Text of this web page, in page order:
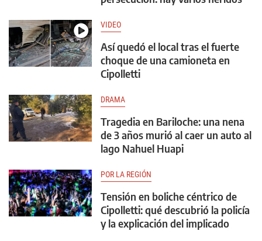
VIDEO
Así quedó el local tras el fuerte
choque de una camioneta en
Cipolletti
DRAMA
Tragedia en Bariloche: una nena
de 3 años murió al caer un auto al
lago Nahuel Huapi
POR LA REGIÓN
Tensión en boliche céntrico de
Cipolletti: qué descubrió la policía
y la explicación del implicado